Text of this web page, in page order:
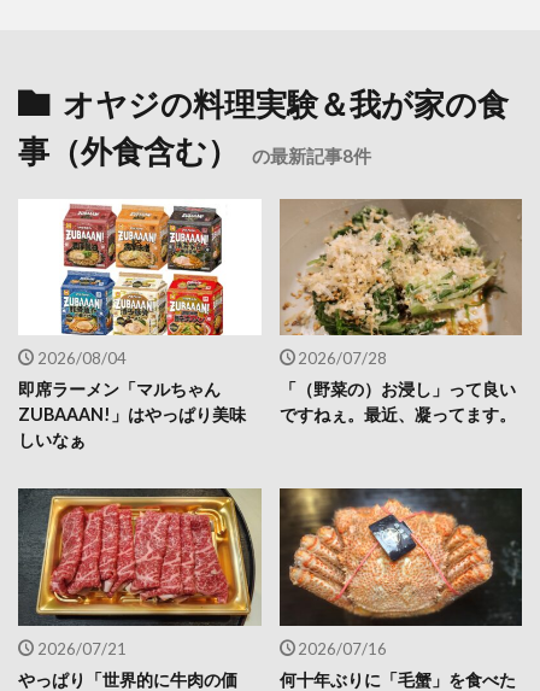
オヤジの料理実験＆我が家の食
事（外食含む）
の最新記事8件
2026/08/04
即席ラーメン「マルちゃん
ZUBAAAN!」はやっぱり美味
しいなぁ
2026/07/28
「（野菜の）お浸し」って良い
ですねぇ。最近、凝ってます。
2026/07/21
やっぱり「世界的に牛肉の価
2026/07/16
何十年ぶりに「毛蟹」を食べた